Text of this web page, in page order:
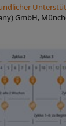
GmbH,